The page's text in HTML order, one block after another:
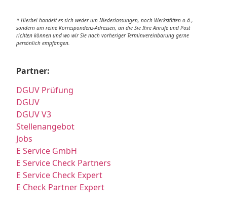
* Hierbei handelt es sich weder um Niederlassungen, noch Werkstätten o.ä.,
sondern um reine Korrespondenz-Adressen, an die Sie Ihre Anrufe und Post
richten können und wo wir Sie nach vorheriger Terminvereinbarung gerne
persönlich empfangen.
Partner:
DGUV Prüfung
DGUV
DGUV V3
Stellenangebot
Jobs
E Service GmbH
E Service Check Partners
E Service Check Expert
E Check Partner Expert